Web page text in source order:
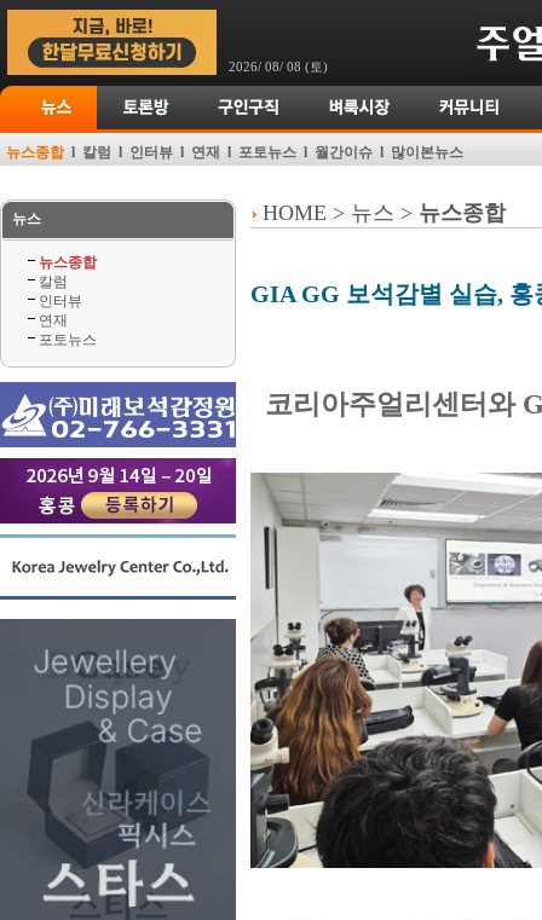
2026/ 08/ 08 (토)
뉴스종합l 칼럼 l 인터뷰 l 연재 l 포토뉴스 l 월간이슈 l 많이본뉴스
뉴스
뉴스종합
칼럼
인터뷰
연재
포토뉴스
HOME > 뉴스 > 뉴스종합
GIA GG 보석감별 실습,
코리아주얼리센터와